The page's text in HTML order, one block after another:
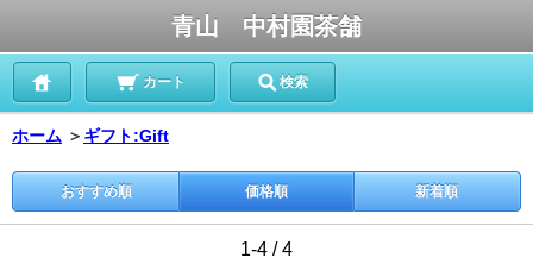
青山 中村園茶舗
カート 検索
ホーム ＞ ギフト:Gift
おすすめ順 価格順 新着順
1-4 / 4